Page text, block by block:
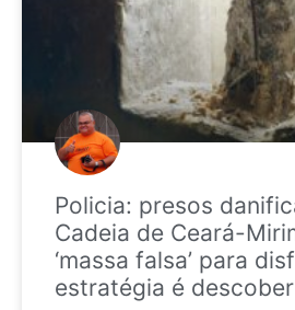
Policia: presos
Cadeia de Ceará-
‘massa falsa’ para
estratégia é